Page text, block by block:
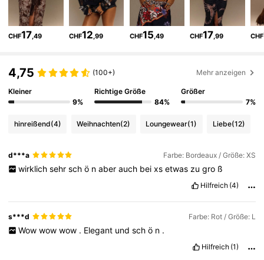
67K Follower
67K Follower
4,81 67K Follower
4,81
CHF17,49 CHF12,99 CHF15,49 CHF17,99 CHF
4,75 (100+) Mehr anzeigen
Kleiner
9%
Richtige Größe
84%
Größer
7%
hinreißend(4) Weihnachten(2) Loungewear(1) Liebe(12)
d***a Farbe: Bordeaux / Größe: XS
wirklich sehr sch ö n aber auch bei xs etwas zu gro ß
Hilfreich (4)
s***d Farbe: Rot / Größe: L
Wow wow wow . Elegant und sch ö n .
Hilfreich (1)